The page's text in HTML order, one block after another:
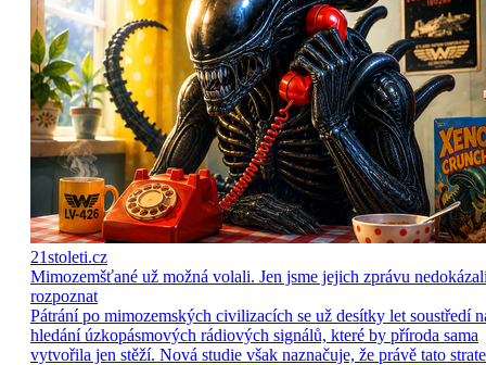
21stoleti.cz
Mimozemšťané už možná volali. Jen jsme jejich zprávu
rozpoznat
Pátrání po mimozemských civilizacích se už desítky let soustředí
hledání úzkopásmových rádiových signálů, které by příroda sama
vytvořila jen stěží. Nová studie však naznačuje, že právě tato strate